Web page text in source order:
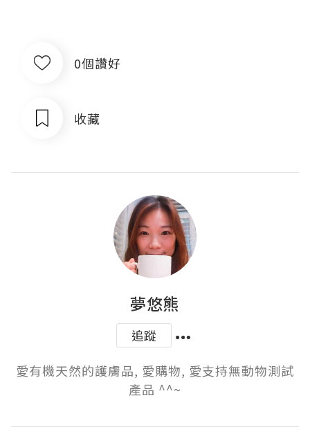
0個讚好
收藏
夢悠熊
追蹤
愛有機天然的護膚品, 愛購物, 愛支持無動物測試
產品 ^^~